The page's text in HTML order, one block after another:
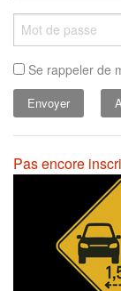
Se rappeler de
Pas encore